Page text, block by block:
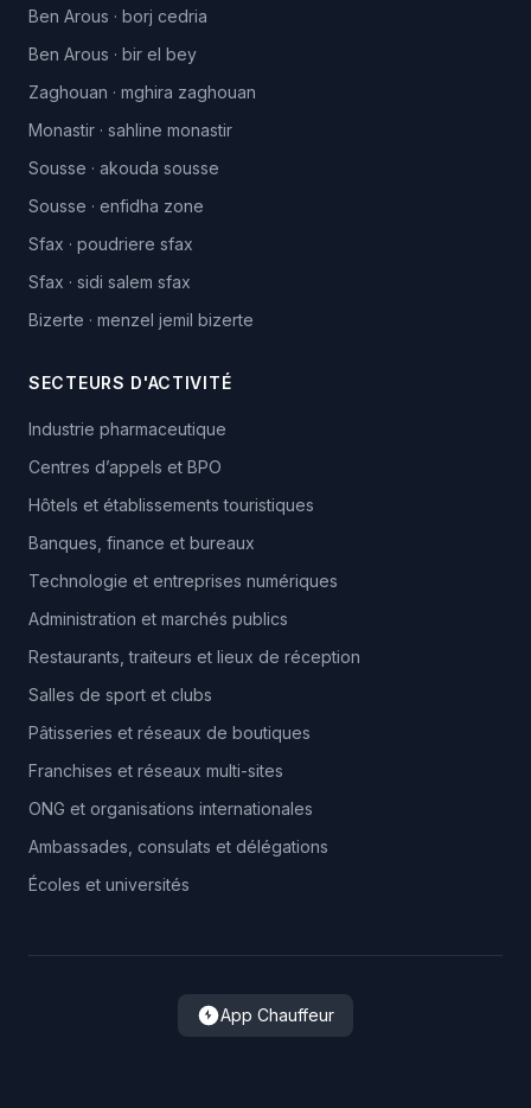
Ben Arous · borj cedria
Ben Arous · bir el bey
Zaghouan · mghira zaghouan
Monastir · sahline monastir
Sousse · akouda sousse
Sousse · enfidha zone
Sfax · poudriere sfax
Sfax · sidi salem sfax
Bizerte · menzel jemil bizerte
SECTEURS D'ACTIVITÉ
Industrie pharmaceutique
Centres d’appels et BPO
Hôtels et établissements touristiques
Banques, finance et bureaux
Technologie et entreprises numériques
Administration et marchés publics
Restaurants, traiteurs et lieux de réception
Salles de sport et clubs
Pâtisseries et réseaux de boutiques
Franchises et réseaux multi-sites
ONG et organisations internationales
Ambassades, consulats et délégations
Écoles et universités
App Chauffeur